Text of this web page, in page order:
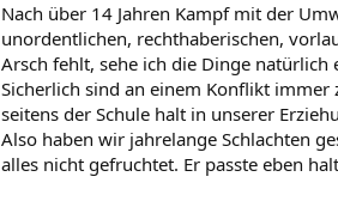
Nach über 14 Jahren Kampf mit der
unordentlichen, rechthaberischen,
Arsch fehlt, sehe ich die Dinge natürlich
Sicherlich sind an einem Konflikt
seitens der Schule halt in unserer
Also haben wir jahrelange Schlachten
alles nicht gefruchtet. Er passte eben